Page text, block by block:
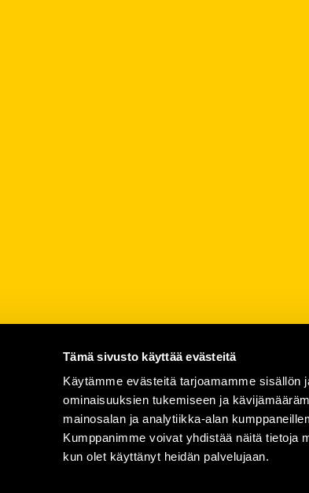
Tämä sivusto käyttää evästeitä
Käytämme evästeitä tarjoamamme sisällön
ominaisuuksien tukemiseen ja
mainosalan ja analytiikka-alan
Kumppanimme voivat yhdistää näitä tietoja
kun olet käyttänyt heidän palvelujaan.